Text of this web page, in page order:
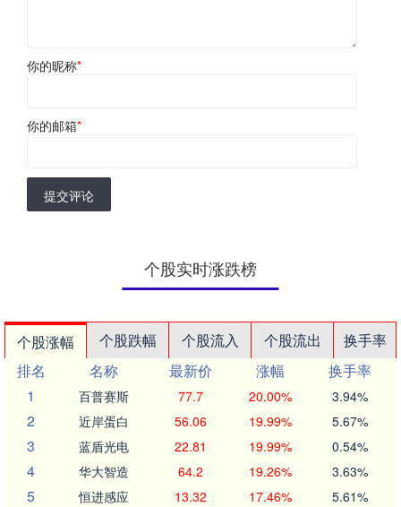
你的昵称*
你的邮箱*
提交评论
个股实时涨跌榜
个股涨幅 个股跌幅 个股流入 个股流出
换手率
排名
名称 最新价 涨幅
换手率
1
百普赛斯 77.7 20.00% 3.94%
2 近岸蛋白 56.06 19.99% 5.67%
3 蓝盾光电 22.81 19.99% 0.54%
4 华大智造 64.2 19.26% 3.63%
5 恒进感应 13.32 17.46% 5.61%